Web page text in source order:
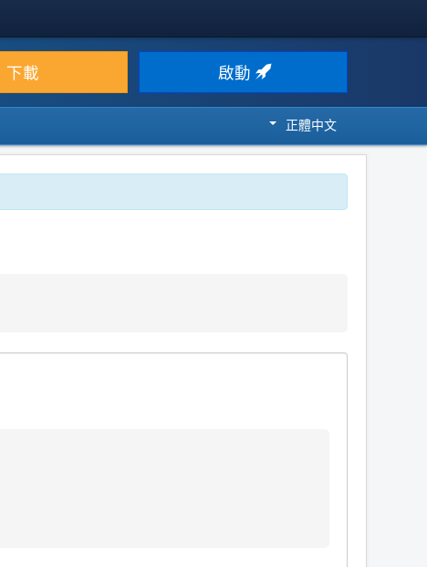
下載 啟動
正體中文